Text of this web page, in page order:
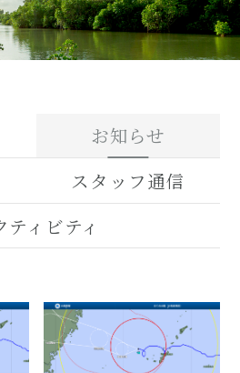
お知らせ
スタッフ通信
ティビティ